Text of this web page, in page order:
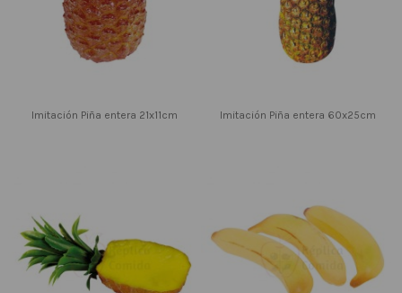
Imitación Piña entera 21x11cm Imitación Piña entera 60x25cm